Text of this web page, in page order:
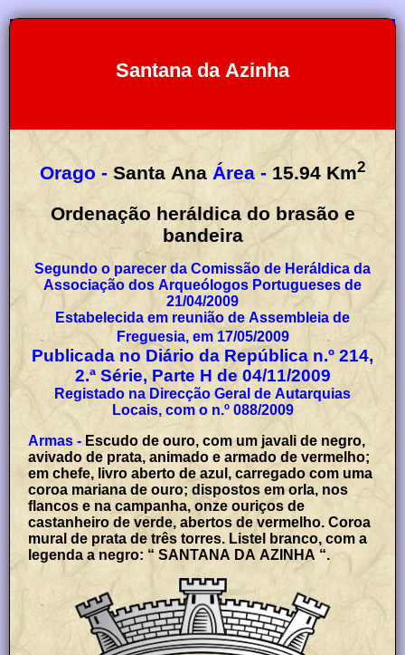
Santana da Azinha
Orago - Santa Ana Área - 15.94 Km2
Ordenação heráldica do brasão e
bandeira
Segundo o parecer da Comissão de Heráldica da
Associação dos Arqueólogos Portugueses de
21/04/2009
Estabelecida em reunião de Assembleia de
Freguesia, em 17/05/2009
Publicada no Diário da República n.º 214,
2.ª Série, Parte H de 04/11/2009
Registado na Direcção Geral de Autarquias
Locais, com o n.º 088/2009
Armas - Escudo de ouro, com um javali de negro,
avivado de prata, animado e armado de vermelho;
em chefe, livro aberto de azul, carregado com uma
coroa mariana de ouro; dispostos em orla, nos
flancos e na campanha, onze ouriços de
castanheiro de verde, abertos de vermelho. Coroa
mural de prata de três torres. Listel branco, com a
legenda a negro: “ SANTANA DA AZINHA “.